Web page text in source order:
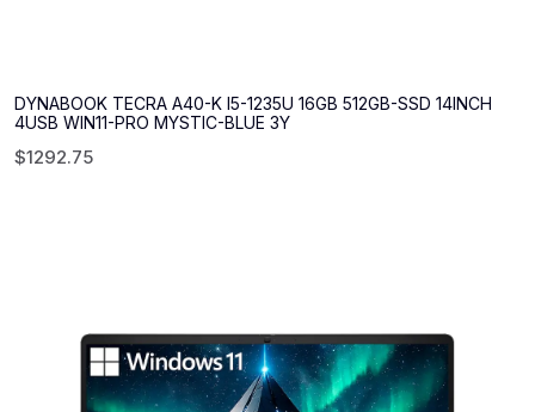
DYNABOOK TECRA A40-K I5-1235U 16GB 512GB-SSD 14INCH
4USB WIN11-PRO MYSTIC-BLUE 3Y
$1292.75